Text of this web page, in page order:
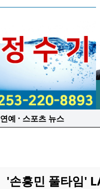
연예 · 스포츠 뉴스
'손흥민 풀타임'